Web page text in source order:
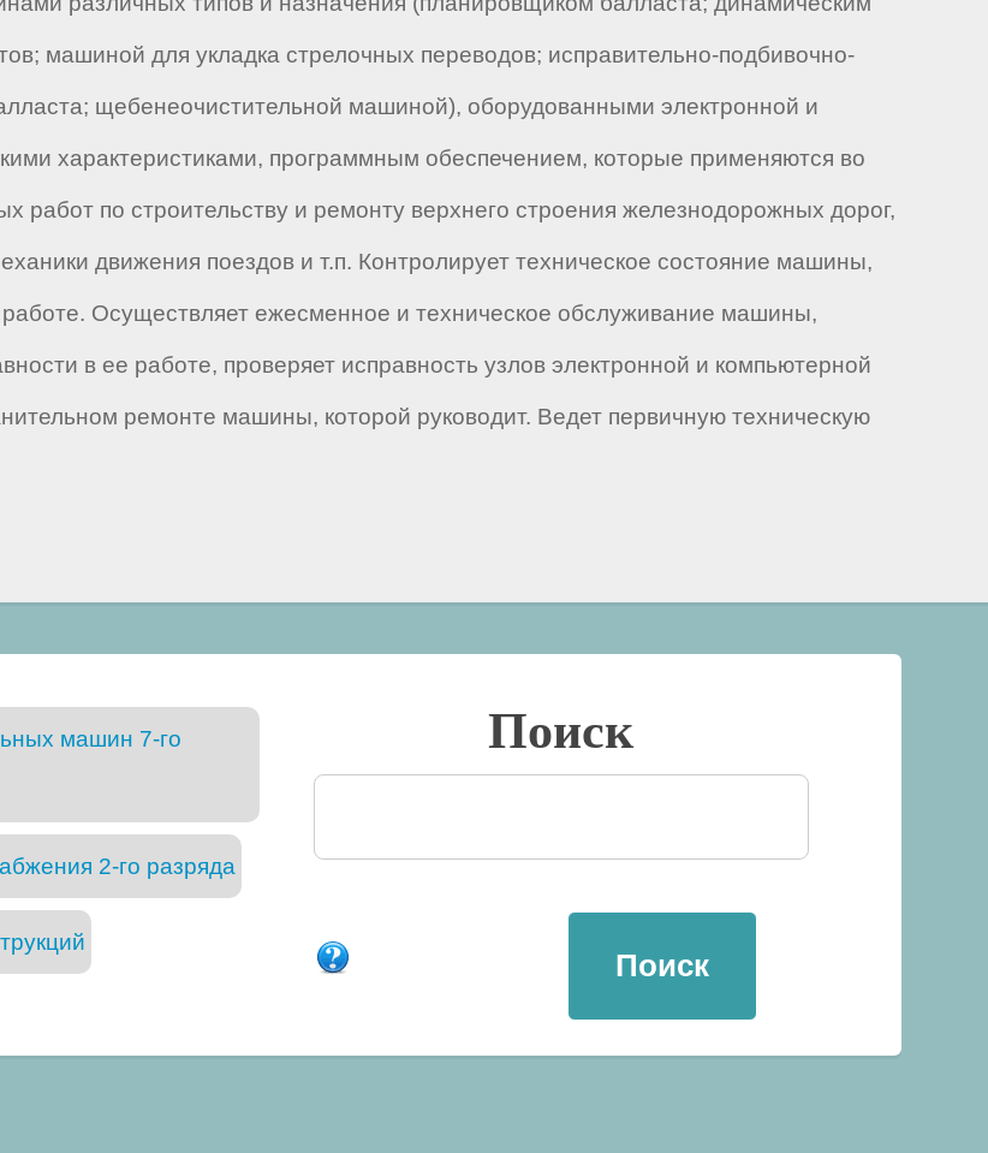
машиной для укладка стрелочных переводов; исправительно-подбивочно-
щебенеочистительной машиной), оборудованными электронной и
характеристиками, программным обеспечением, которые применяются во
работ по строительству и ремонту верхнего строения железнодорожных дорог,
движения поездов и т.п. Контролирует техническое состояние машины,
работе. Осуществляет ежесменное и техническое обслуживание машины,
в ее работе, проверяет исправность узлов электронной и компьютерной
ремонте машины, которой руководит. Ведет первичную техническую
машин 7-го
2-го разряда
Поиск